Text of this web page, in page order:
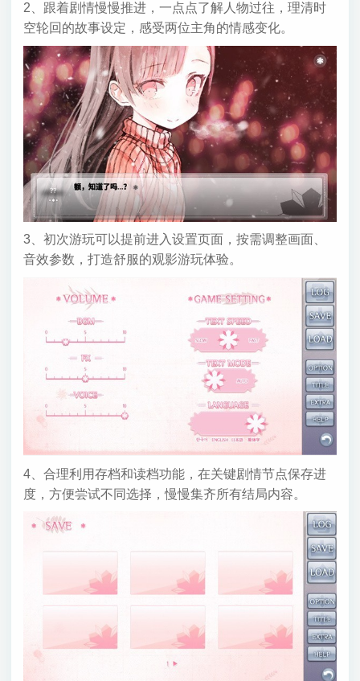
2、跟着剧情慢慢推进，一点点了解人物过往，理清时
空轮回的故事设定，感受两位主角的情感变化。
3、初次游玩可以提前进入设置页面，按需调整画面、
音效参数，打造舒服的观影游玩体验。
4、合理利用存档和读档功能，在关键剧情节点保存进
度，方便尝试不同选择，慢慢集齐所有结局内容。